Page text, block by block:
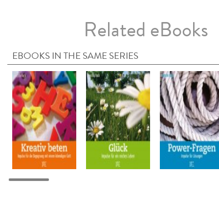
Related eBooks
EBOOKS IN THE SAME SERIES